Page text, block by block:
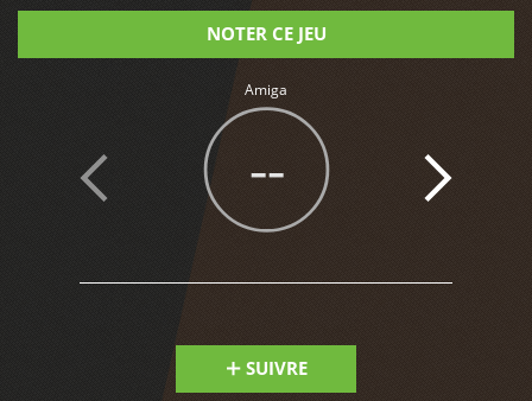
NOTER CE JEU
Amiga
--
SUIVRE